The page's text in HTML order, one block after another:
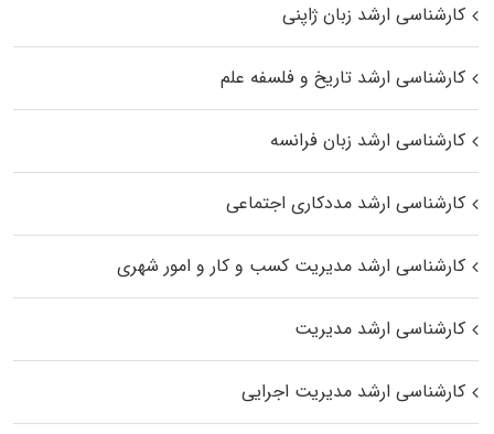
کارشناسی ارشد زبان ژاپنی
کارشناسی ارشد تاریخ و فلسفه علم
کارشناسی ارشد زبان فرانسه
کارشناسی ارشد مددکاری اجتماعی
کارشناسی ارشد مدیریت کسب و کار و امور شهری
کارشناسی ارشد مدیریت
کارشناسی ارشد مدیریت اجرایی